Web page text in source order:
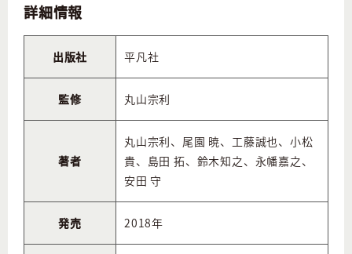
詳細情報
出版社 平凡社
監修 丸山宗利
著者
丸山宗利、尾園 暁、工藤誠也、小松
貴、島田 拓、鈴木知之、永幡嘉之、
安田 守
発売 2018年